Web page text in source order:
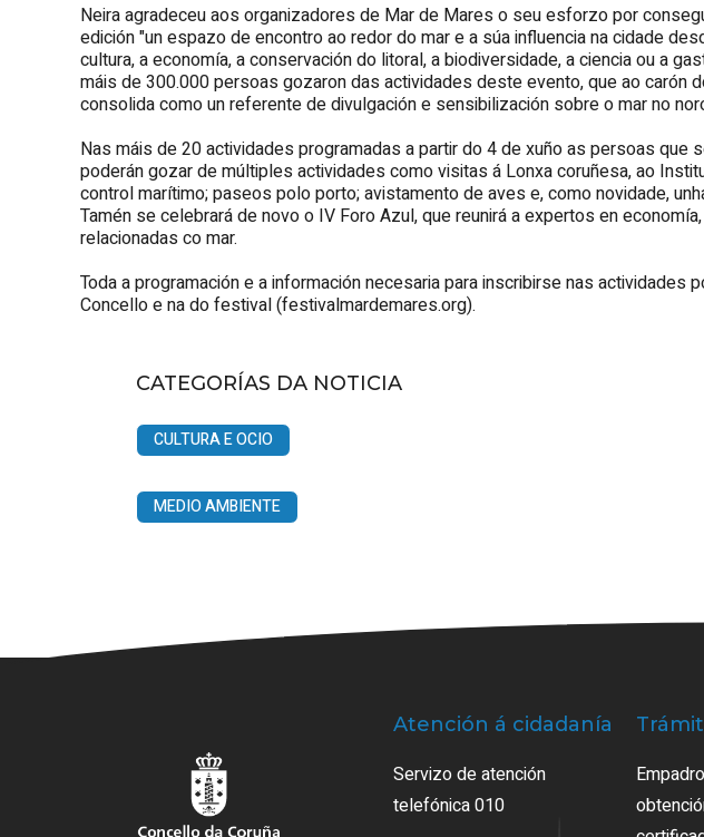
Neira agradeceu aos organizadores de Mar de Mares o seu esforzo por
edición "un espazo de encontro ao redor do mar e a súa influencia na cidade
cultura, a economía, a conservación do litoral, a biodiversidade, a ciencia ou a
máis de 300.000 persoas gozaron das actividades deste evento, que ao carón
consolida como un referente de divulgación e sensibilización sobre o mar no
Nas máis de 20 actividades programadas a partir do 4 de xuño as persoas que
poderán gozar de múltiples actividades como visitas á Lonxa coruñesa, ao
control marítimo; paseos polo porto; avistamento de aves e, como novidade,
Tamén se celebrará de novo o IV Foro Azul, que reunirá a expertos en
relacionadas co mar.
Toda a programación e a información necesaria para inscribirse nas actividades
Concello e na do festival (festivalmardemares.org).
CATEGORÍAS DA NOTICIA
CULTURA E OCIO
MEDIO AMBIENTE
Atención á cidadanía
Servizo de atención
telefónica 010